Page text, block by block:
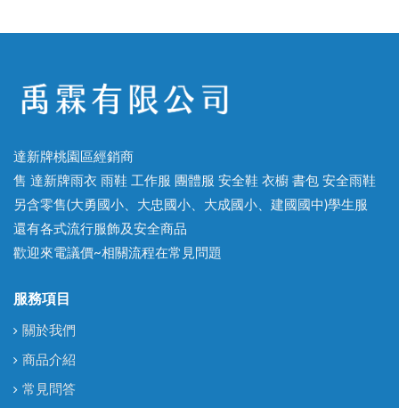
達新牌桃園區經銷商
售 達新牌雨衣 雨鞋 工作服 團體服 安全鞋 衣櫥 書包 安全雨鞋
另含零售(大勇國小、大忠國小、大成國小、建國國中)學生服
還有各式流行服飾及安全商品
歡迎來電議價~相關流程在常見問題
服務項目
關於我們
商品介紹
常見問答